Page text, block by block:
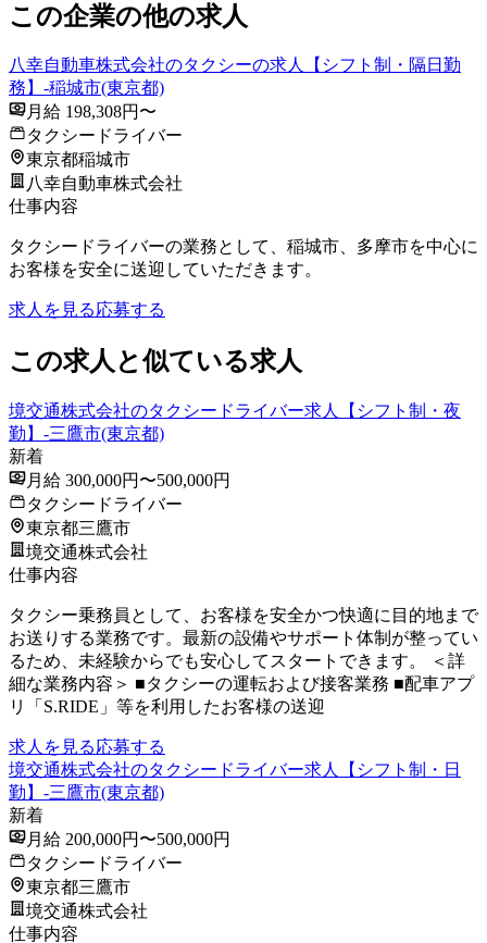
この企業の他の求人
八幸自動車株式会社のタクシーの求人【シフト制・隔日勤
務】-稲城市(東京都)
月給 198,308円〜
タクシードライバー
東京都稲城市
八幸自動車株式会社
仕事内容
タクシードライバーの業務として、稲城市、多摩市を中心に
お客様を安全に送迎していただきます。
求人を見る応募する
この求人と似ている求人
境交通株式会社のタクシードライバー求人【シフト制・夜
勤】-三鷹市(東京都)
新着
月給 300,000円〜500,000円
タクシードライバー
東京都三鷹市
境交通株式会社
仕事内容
タクシー乗務員として、お客様を安全かつ快適に目的地まで
お送りする業務です。最新の設備やサポート体制が整ってい
るため、未経験からでも安心してスタートできます。 ＜詳
細な業務内容＞ ■タクシーの運転および接客業務 ■配車アプ
リ「S.RIDE」等を利用したお客様の送迎
求人を見る応募する
境交通株式会社のタクシードライバー求人【シフト制・日
勤】-三鷹市(東京都)
新着
月給 200,000円〜500,000円
タクシードライバー
東京都三鷹市
境交通株式会社
仕事内容